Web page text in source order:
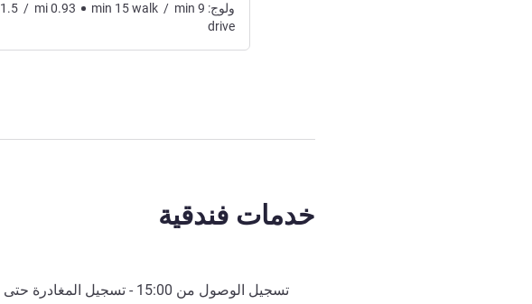
ولوج: 1.5 / mi0.93 min 15walk / min 9
drive
خدمات فندقية
تسجيل الوصول من 15:00 - تسجيل المغادرة حتى